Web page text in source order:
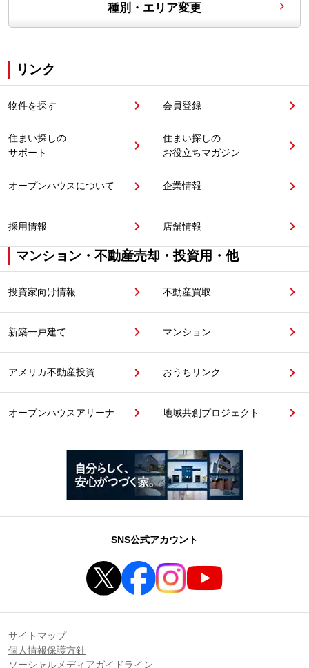
種別・エリア変更
リンク
物件を探す 会員登録
住まい探しの
サポート
住まい探しの
お役立ちマガジン
オープンハウスについて 企業情報
採用情報 店舗情報
マンション・不動産売却・投資用・他
投資家向け情報 不動産買取
新築一戸建て マンション
アメリカ不動産投資 おうちリンク
オープンハウスアリーナ 地域共創プロジェクト
SNS公式アカウント
サイトマップ
個人情報保護方針
ソーシャルメディアガイドライン